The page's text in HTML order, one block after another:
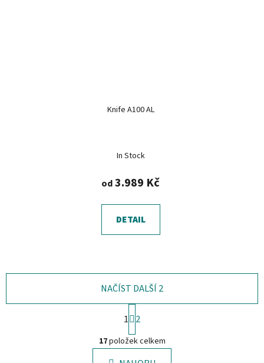
Knife A100 AL
In Stock
od3.989 Kč
DETAIL
O
v
l
NAČÍST DALŠÍ 2
S
t
r
á
n
1 2
17položek celkem